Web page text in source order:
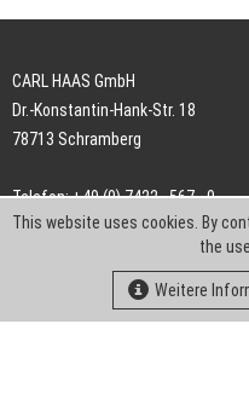
CARL HAAS GmbH
Dr.-Konstantin-Hank-Str. 18
78713 Schramberg
Telefon: +49 (0) 7422 . 567 - 0
Telefax: +49 (0) 7422 . 567 - 239
info-ch@kern-liebers.com
This website uses cookies. By
the
Weitere